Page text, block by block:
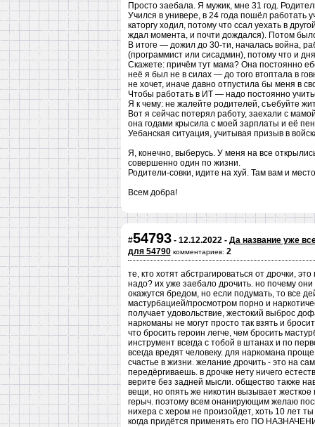
Просто заебала. Я мужик, мне 31 год.
Учился в универе, в 24 года пошёл работать
каторгу ходил, потому что ссал уехать в
ждал момента, и почти дождался). Потом
В итоге — дожил до 30-ти, началась война,
(программист или сисадмин), потому что и
Скажете: причём тут мама? Она постоянно
неё я был не в силах — до того втоптала в
не хочет, иначе давно отпустила бы меня в
Чтобы работать в ИТ — надо постоянно
Я к чему: не жалейте родителей, съебуйте
Вот я сейчас потерял работу, заехали с
она годами крысила с моей зарплаты и её
Уебанская ситуация, учитывая призыв в
Я, конечно, выберусь. У меня на все
совершенно один по жизни.
Родители-совки, идите на хуй. Там вам и
Всем добра!
#54793- 12.12.2022 - Да название уже
для 54790 комментариев: 2
те, кто хотят абстрагироваться от дрочки,
надо? их уже заебало дрочить. но почему
окажутся бредом, но если подумать, то все
мастурбацией/просмотром порно и
получает удовольствие, жестокий выброс
наркоманы не могут просто так взять и
что бросить героин легче, чем бросить
инструмент всегда с тобой в штанах и по
всегда вредят человеку. для наркомана
счастье в жизни. желание дрочить - это на
передёргиваешь. в дрочке нету ничего
верите без задней мысли. общество также
вещи, но опять же никотин вызывает
герыч. поэтому всем онанирующим желаю
нихера с хером не произойдет, хоть 10 лет
когда придётся применять его ПО